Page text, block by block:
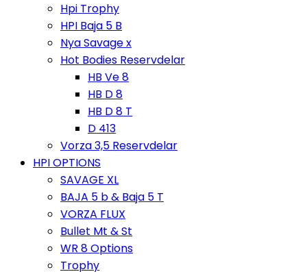
Hpi Trophy
HPI Baja 5 B
Nya Savage x
Hot Bodies Reservdelar
HB Ve 8
HB D 8
HB D 8 T
D 413
Vorza 3,5 Reservdelar
HPI OPTIONS
SAVAGE XL
BAJA 5 b & Baja 5 T
VORZA FLUX
Bullet Mt & St
WR 8 Options
Trophy